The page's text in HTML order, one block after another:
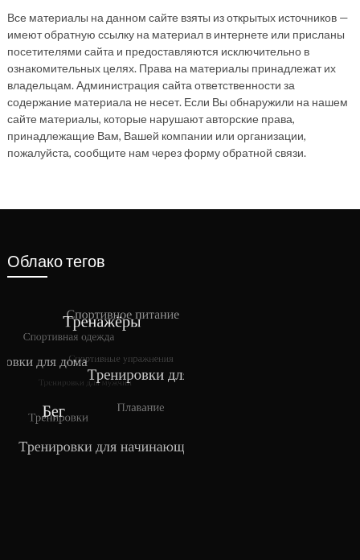
Все материалы на данном сайте взяты из открытых источников —
имеют обратную ссылку на материал в интернете или присланы
посетителями сайта и предоставляются исключительно в
ознакомительных целях. Права на материалы принадлежат их
владельцам. Администрация сайта ответственности за
содержание материала не несет. Если Вы обнаружили на нашем
сайте материалы, которые нарушают авторские права,
принадлежащие Вам, Вашей компании или организации,
пожалуйста, сообщите нам через форму обратной связи.
Облако тегов